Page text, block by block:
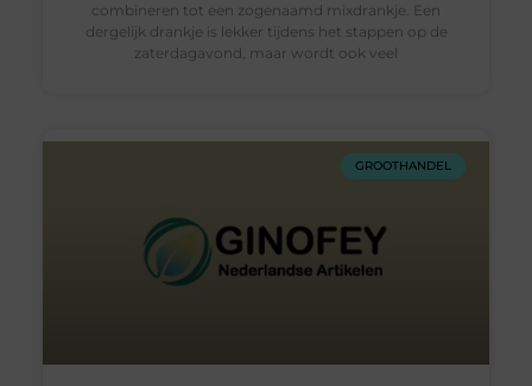
combineren tot een zogenaamd mixdrankje. Een
dergelijk drankje is lekker tijdens het stappen op de
zaterdagavond, maar wordt ook veel
GROOTHANDEL